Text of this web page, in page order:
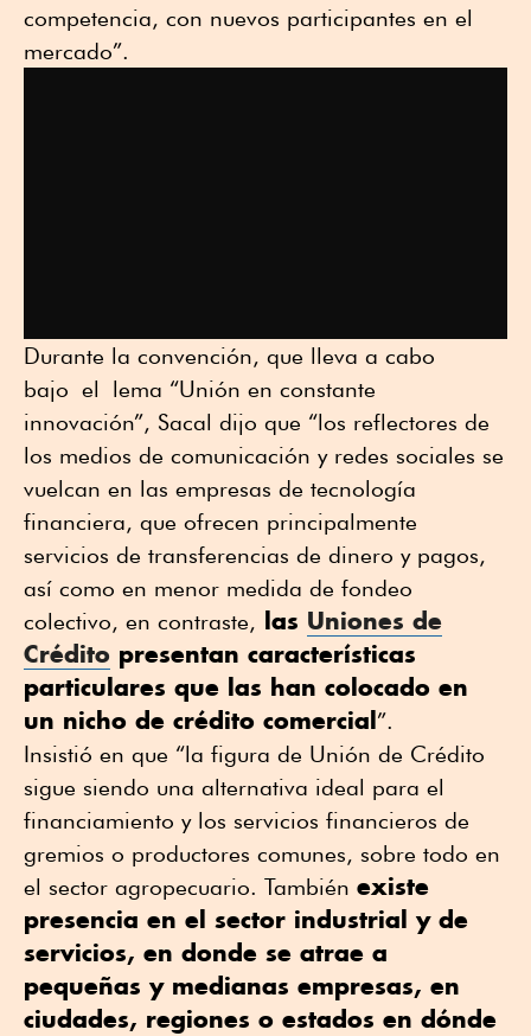
competencia, con nuevos participantes en el
mercado”.
Durante la convención, que lleva a cabo
bajo el lema “Unión en constante
innovación”, Sacal dijo que “los reflectores de
los medios de comunicación y redes sociales se
vuelcan en las empresas de tecnología
financiera, que ofrecen principalmente
servicios de transferencias de dinero y pagos,
así como en menor medida de fondeo
colectivo, en contraste,
las Uniones de
Crédito presentan características
particulares que las han colocado en
un nicho de crédito comercial ”.
Insistió en que “la figura de Unión de Crédito
sigue siendo una alternativa ideal para el
financiamiento y los servicios financieros de
gremios o productores comunes, sobre todo en
el sector agropecuario. También existe
presencia en el sector industrial y de
servicios, en donde se atrae a
pequeñas y medianas empresas, en
ciudades, regiones o estados en dónde